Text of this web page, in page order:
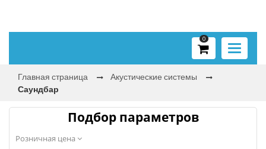
Toggle
0
Главная страница
Акустические системы
Саундбар
Подбор параметров
Розничная цена